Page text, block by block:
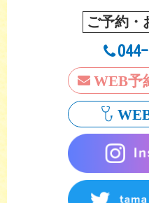
ご予約・
WEB予